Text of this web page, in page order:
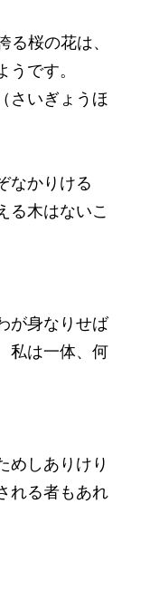
桜の花は、
です。
さいぎょうほ
かりける
る木はないこ
身なりせば
私は一体、何
しありけり
れる者もあれ